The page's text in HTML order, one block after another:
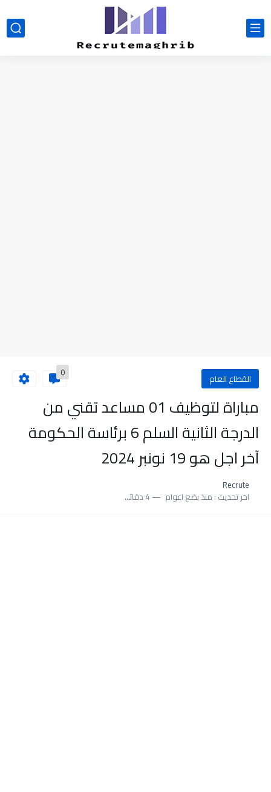
القطاع العام 0
مباراة لتوظيف 01 مساعد تقني من
الدرجة الثانية السلم 6 برئاسة الحكومة
آخر اجل هو 19 نونبر 2024
Recrute
اخر تحديث : منذ بضع اعوام 4 دقائق للقراءة